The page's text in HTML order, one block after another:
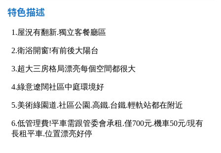
澎湖縣
屏東縣
台東縣
80坪以上
~
樓層
不拘
3樓
特色描述